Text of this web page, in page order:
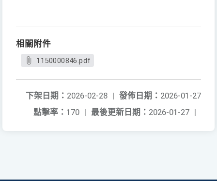
相關附件
1150000846.pdf
發佈日期： 2026-01-27
下架日期： 2026-02-28 |
最後更新日期： 2026-01-27 |
點擊率： 170 |